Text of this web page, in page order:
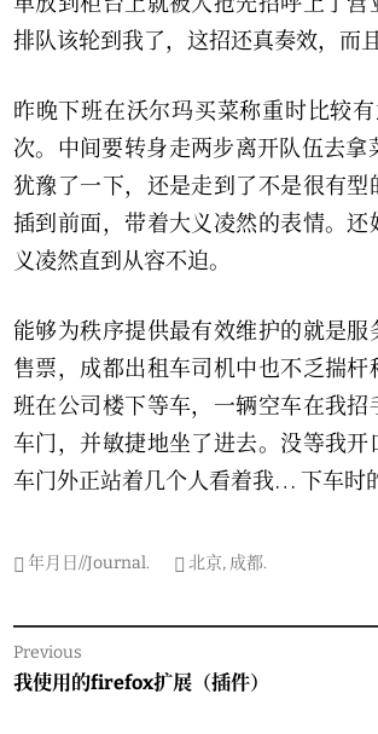
排队该轮到我了，这招还真奏效，而
昨晚下班在沃尔玛买菜称重时比较
次。中间要转身走两步离开队伍去
犹豫了一下，还是走到了不是很有
插到前面，带着大义凌然的表情。
义凌然直到从容不迫。
能够为秩序提供最有效维护的就是
售票，成都出租车司机中也不乏揣
班在公司楼下等车，一辆空车在我
车门，并敏捷地坐了进去。没等我开
车门外正站着几个人看着我… 下车时
年月日//Journal. 北京, 成都.
Post
navigation
Previous
Previous
我使用的firefox扩展（插件）